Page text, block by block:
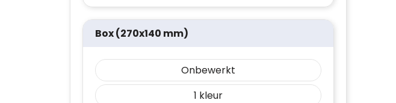
Box (270x140 mm)
Onbewerkt
1